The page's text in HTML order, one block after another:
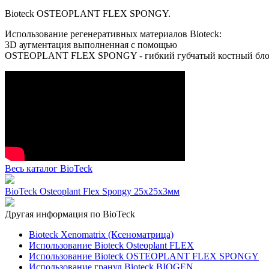
Bioteck OSTEOPLANT FLEX SPONGY.
Использование регенеративных материалов Bioteck:
3D аугментация выполненная с помощью
OSTEOPLANT FLEX SPONGY - гибкий губчатый костный
Весь каталог BioTeck
BioTeck Osteoplant Flex Spongy 25x25x3мм
Другая информация по BioTeck
Bioteck Xenomatrix (Ксеноматрица)
Использование Bioteck Osteoplant FLEX
Использование Bioteck OSTEOPLANT FLEX SPONGY
Использование гранул Bioteck BIOGEN